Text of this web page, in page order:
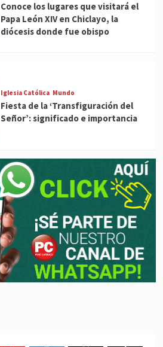
Conoce los lugares que visitará el
Papa León XIV en Chiclayo, la
diócesis donde fue obispo
Iglesia Católica Mundo
Fiesta de la ‘Transfiguración del
Señor’: significado e importancia